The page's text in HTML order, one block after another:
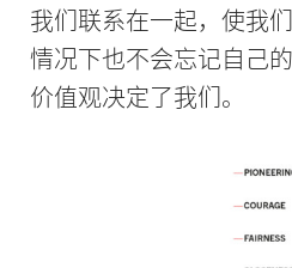
我们联系在一起，使我
情况下也不会忘记自己
价值观决定了我们。